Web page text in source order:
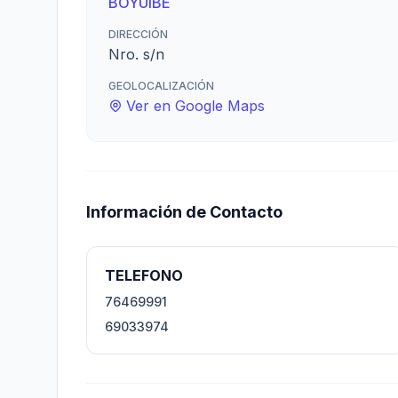
DIRECCIÓN
Nro. s/n
GEOLOCALIZACIÓN
Ver en Google Maps
Información de Contacto
TELEFONO
76469991
69033974